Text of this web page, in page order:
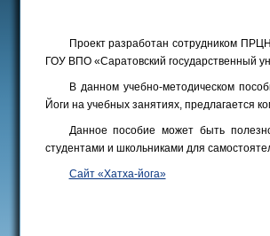
Проект разработан сотрудником
ГОУ ВПО «Саратовский государственный
В данном учебно-методическом
Йоги на учебных занятиях, предлагается
Данное пособие может быть
студентами и школьниками для
Сайт «Хатха-йога»